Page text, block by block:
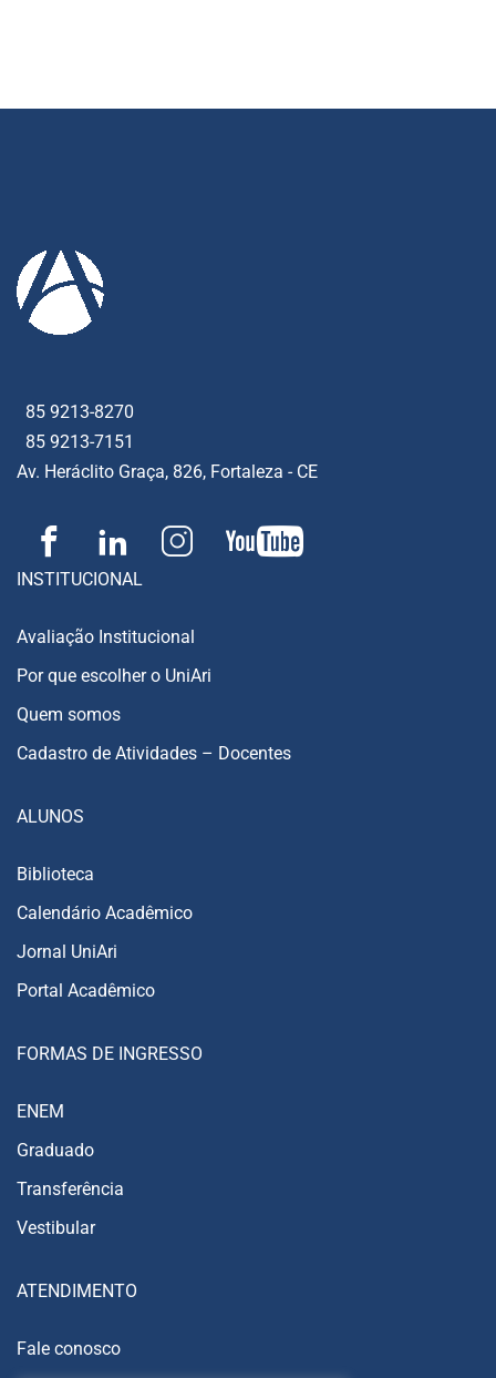
85 9213-8270
85 9213-7151
Av. Heráclito Graça, 826, Fortaleza - CE
INSTITUCIONAL
Avaliação Institucional
Por que escolher o UniAri
Quem somos
Cadastro de Atividades – Docentes
ALUNOS
Biblioteca
Calendário Acadêmico
Jornal UniAri
Portal Acadêmico
FORMAS DE INGRESSO
ENEM
Graduado
Transferência
Vestibular
ATENDIMENTO
Fale conosco